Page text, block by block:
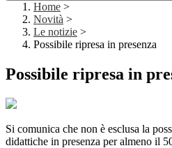
Home >
Novità >
Le notizie >
Possibile ripresa in presenza
Possibile ripresa in
Si comunica che non è esclusa la
didattiche in presenza per almeno il